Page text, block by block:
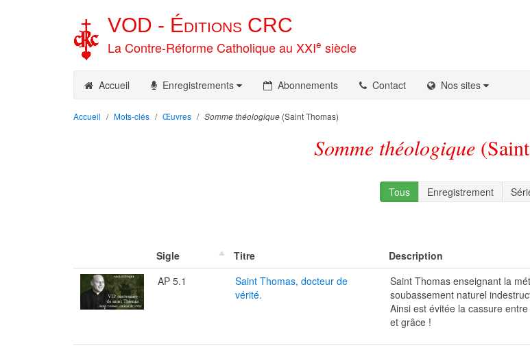
VOD - Éditions CRC
La Contre-Réforme Catholique au XXIe siècle
Accueil Enregistrements Abonnements Contact Nos sites
Accueil Mots-clés Œuvres Somme théologique (Saint Thomas)
Somme théologique
Tous Enregistrement
Sigle Titre Description
AP 5.1
Saint Thomas, docteur de
vérité.
Saint Thomas enseignant la
soubassement naturel
Ainsi est évitée la cassure
et grâce !